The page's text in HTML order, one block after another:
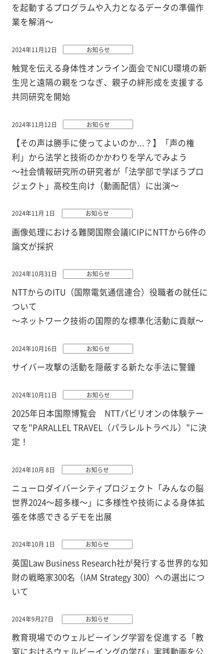
を起動するプログラムや入力となるデータの準備作
業を解消～
2024年11月12日 お知らせ
触覚を伝える身体性オンライン面会でNICU環境の新
生児と遠隔の親をつなぎ、親子の絆形成を支援する
共同研究を開始
2024年11月12日 お知らせ
【その声は勝手に使ってよいのか...？】「声の権
利」から法学と技術のかかわりを学んでみよう
～社会情報研究所の研究者が「法学部で学ぼうプロ
ジェクト」高校生向け（動画配信）に出演～
2024年11月 1日 お知らせ
画像処理における難関国際会議ICIPにNTTから6件の
論文が採択
2024年10月31日 お知らせ
NTTからのITU（国際電気通信連合）役職者の就任に
ついて
～ネットワーク技術の国際的な標準化活動に貢献～
2024年10月16日 お知らせ
サイバー攻撃の活動を隠蔽する新たな手法に警鐘
2024年10月11日 お知らせ
2025年日本国際博覧会 NTTパビリオンの体験テー
マを"PARALLEL TRAVEL（パラレルトラベル）"に決
定！
2024年10月 8日 お知らせ
ニューロダイバーシティプロジェクト「みんなの脳
世界2024～超多様～」に多様性や技術による身体拡
張を体感できるデモを出展
2024年10月 1日 お知らせ
英国Law Business Research社が発行する世界的な知
財の戦略家300名（IAM Strategy 300）への選出につ
いて
2024年9月27日 お知らせ
教育現場でのウェルビーイング学習を促進する「教